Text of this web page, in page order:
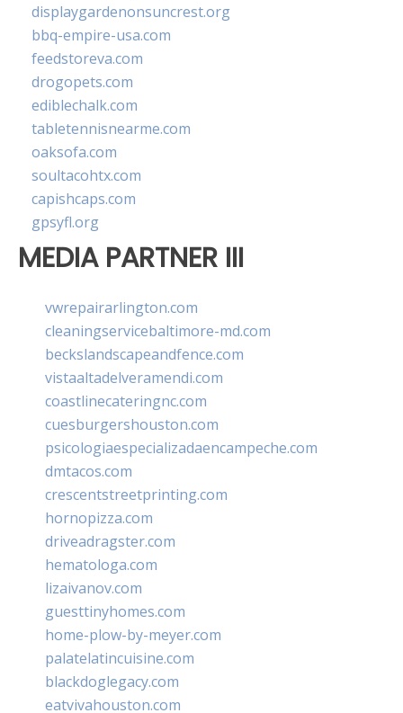
displaygardenonsuncrest.org
bbq-empire-usa.com
feedstoreva.com
drogopets.com
ediblechalk.com
tabletennisnearme.com
oaksofa.com
soultacohtx.com
capishcaps.com
gpsyfl.org
MEDIA PARTNER III
vwrepairarlington.com
cleaningservicebaltimore-md.com
beckslandscapeandfence.com
vistaaltadelveramendi.com
coastlinecateringnc.com
cuesburgershouston.com
psicologiaespecializadaencampeche.com
dmtacos.com
crescentstreetprinting.com
hornopizza.com
driveadragster.com
hematologa.com
lizaivanov.com
guesttinyhomes.com
home-plow-by-meyer.com
palatelatincuisine.com
blackdoglegacy.com
eatvivahouston.com